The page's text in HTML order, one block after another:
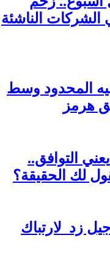
الشركات الناشئة
المحدود وسط
هرمز
التوافق..
لك الحقيقة؟
زد لارتباك